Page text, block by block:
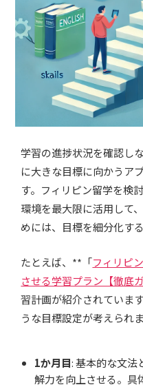
学習の進捗状況を確認し
に大きな目標に向かうア
す。フィリピン留学を検
環境を最大限に活用して
めには、目標を細分化す
たとえば、**「フィリピ
させる学習プラン【徹底ガ
習計画が紹介されていま
うな目標設定が考えられま
1か月目: 基本的な文法
解力を向上させる。具